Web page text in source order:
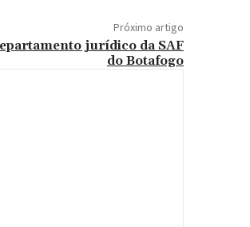
Próximo artigo
jurídico da SAF
do Botafogo